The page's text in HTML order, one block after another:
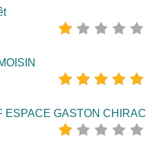
ESPACE GASTON CHIRAC